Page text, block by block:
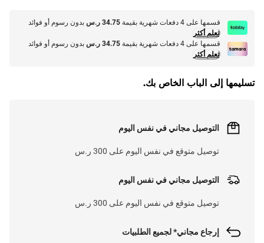
قسمها على 4 دفعات شهرية بقيمة 34.75 ر.س
بدون رسوم أو فوائد
تعلم أكثر
قسمها على 4 دفعات شهرية بقيمة
34.75 ر.س
بدون رسوم أو فوائد
تعلم أكثر
تسليمها إلى الباب الخاص بك.
التوصيل مجاني في نفس اليوم
توصيل متوقع في نفس اليوم على 300 ر.س
التوصيل مجاني في نفس اليوم
توصيل متوقع في نفس اليوم على 300 ر.س
إرجاع مجاني* لجميع الطلبيات